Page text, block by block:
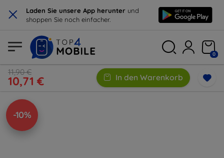
× Laden Sie unsere App herunter und
shoppen Sie noch einfacher.
0
11,90 €
10,71 € In den Warenkorb
-10%